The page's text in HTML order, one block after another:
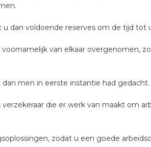
dan voldoende reserves om de tijd tot
van elkaar overgenomen,
men in eerste instantie had gedacht.
die er werk van maakt om
zodat u een goede